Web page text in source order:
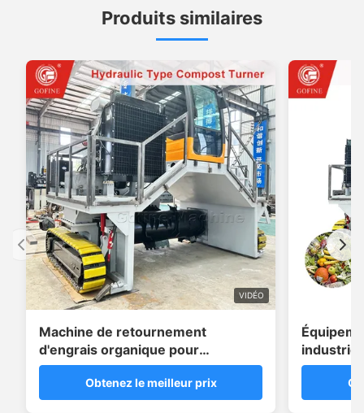
Produits similaires
VIDÉO
Machine de retournement
d'engrais organique pour
compostage municipal commercial
Obtenez le meilleur prix